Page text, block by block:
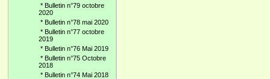
* Bulletin n°79 octobre
2020
* Bulletin n°78 mai 2020
* Bulletin n°77 octobre
2019
* Bulletin n°76 Mai 2019
* Bulletin n°75 Octobre
2018
* Bulletin n°74 Mai 2018